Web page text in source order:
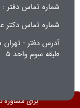
برای مشاوره
شماره تماس دفتر :
شماره تماس دکتر
طبقه سوم واحد ۵